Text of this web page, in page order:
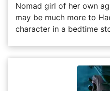
Nomad girl of her own
may be much more to
character in a bedtime